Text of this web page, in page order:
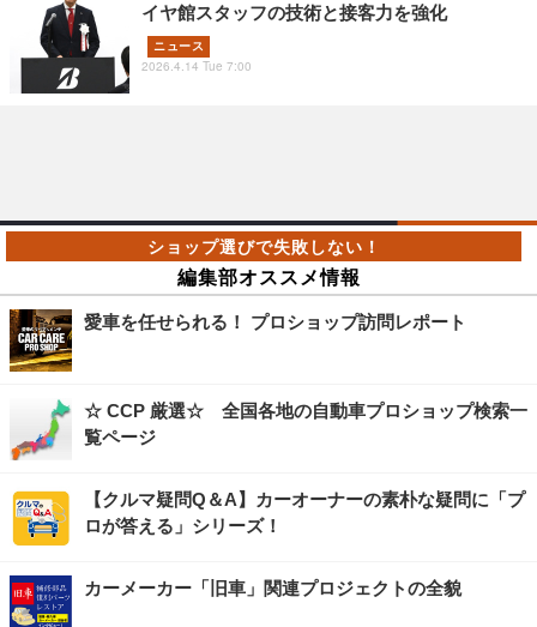
イヤ館スタッフの技術と接客力を強化
ニュース
2026.4.14 Tue 7:00
編集部オススメ情報
愛車を任せられる！ プロショップ訪問レポート
☆ CCP 厳選☆ 全国各地の自動車プロショップ検索一
覧ページ
【クルマ疑問Q＆A】カーオーナーの素朴な疑問に「プ
ロが答える」シリーズ！
カーメーカー「旧車」関連プロジェクトの全貌